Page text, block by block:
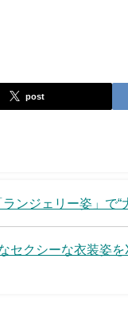
post
ンジェリー姿」で
セクシーな衣装姿